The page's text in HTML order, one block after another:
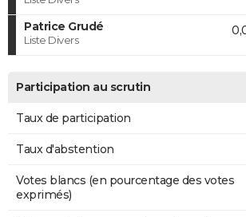
Patrice Grudé
Liste Divers
Participation au scrutin
Taux de participation
Taux d'abstention
Votes blancs (en pourcentage des votes
exprimés)